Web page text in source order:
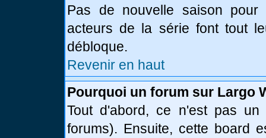
Pas de nouvelle saison pour
acteurs de la série font tout
débloque.
Revenir en haut
Pourquoi un forum sur Largo
Tout d'abord, ce n'est pas un
forums). Ensuite, cette board